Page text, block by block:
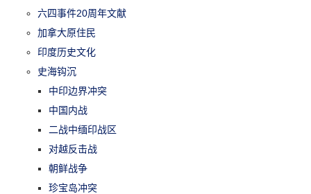
六四事件20周年文献
加拿大原住民
印度历史文化
史海钩沉
中印边界冲突
中国内战
二战中缅印战区
对越反击战
朝鲜战争
珍宝岛冲突